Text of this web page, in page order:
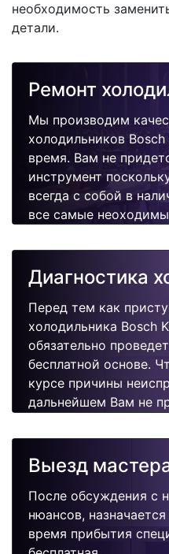
необходимость
детали.
Ремонт
Мы производим
холодильников
время. Вам не
инструмент
всегда с собой в
все самые
качественно и
Диагностика
Перед тем как
холодильника Bosch
обязательно
бесплатной основе.
курсе причины
дальнейшем Вам не
поломок.
Выезд
После обсуждения с
нюансов,
время прибытия